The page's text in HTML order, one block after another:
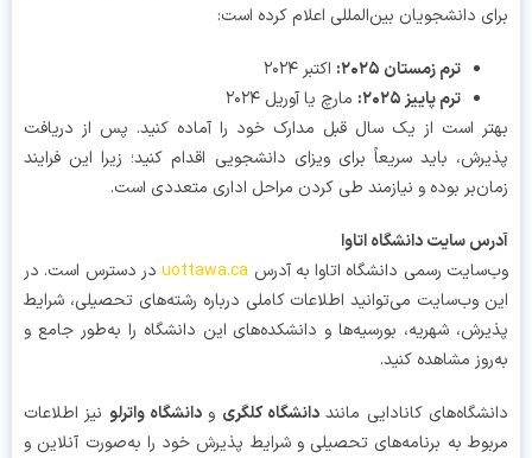
دانشجویان بین‌المللی اعلام کرده است:
ترم زمستان ۲۰۲۵:
اکتبر ۲۰۲۴
ترم پاییز ۲۰۲۵:
مارچ یا آوریل ۲۰۲۴
است از یک سال قبل مدارک خود را آماده کنید. پس از دریافت
باید سریعاً برای ویزای دانشجویی اقدام کنید؛ زیرا این فرایند
بوده و نیازمند طی کردن مراحل اداری متعددی است.
سایت دانشگاه اتاوا
رسمی دانشگاه اتاوا به آدرسuottawa.caدر دسترس است. در
وب‌سایت می‌توانید اطلاعات کاملی درباره رشته‌های تحصیلی، شرایط
شهریه، بورسیه‌ها و دانشکده‌های این دانشگاه را به‌طور جامع و
مشاهده کنید.
کانادایی مانند دانشگاه کلگریودانشگاه واترلو نیز اطلاعات
به برنامه‌های تحصیلی و شرایط پذیرش خود را به‌صورت آنلاین و